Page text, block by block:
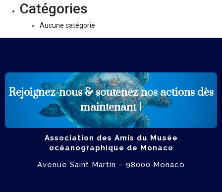
Catégories
Aucune catégorie
Rejoignez-nous & souteneznos actions dès
maintenant !
ADHÉRER
Association des Amis du Musée
océanographique de Monaco
Avenue Saint Martin – 98000 Monaco